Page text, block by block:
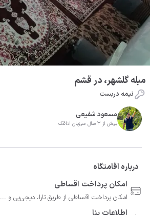
مبله گلشهر، در قشم
نیمه دربست
مسعود شفیعی
بیش از 3 سال میزبان اتاقک
درباره اقامتگاه
امکان پرداخت اقساطی
امکان پرداخت اقساطی از طریق تارا، دیجی‌پی و ...